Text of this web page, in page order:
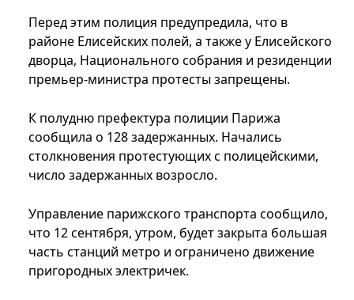
Перед этим полиция предупредила, что в
районе Елисейских полей, а также у Елисейского
дворца, Национального собрания и резиденции
премьер-министра протесты запрещены.
К полудню префектура полиции Парижа
сообщила о 128 задержанных. Начались
столкновения протестующих с полицейскими,
число задержанных возросло.
Управление парижского транспорта сообщило,
что 12 сентября, утром, будет закрыта большая
часть станций метро и ограничено движение
пригородных электричек.